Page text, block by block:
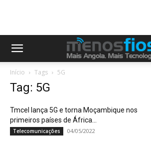
Início Tags 5G
Tag: 5G
Tmcel lança 5G e torna Moçambique nos
primeiros países de África...
Telecomunicações 04/05/2022